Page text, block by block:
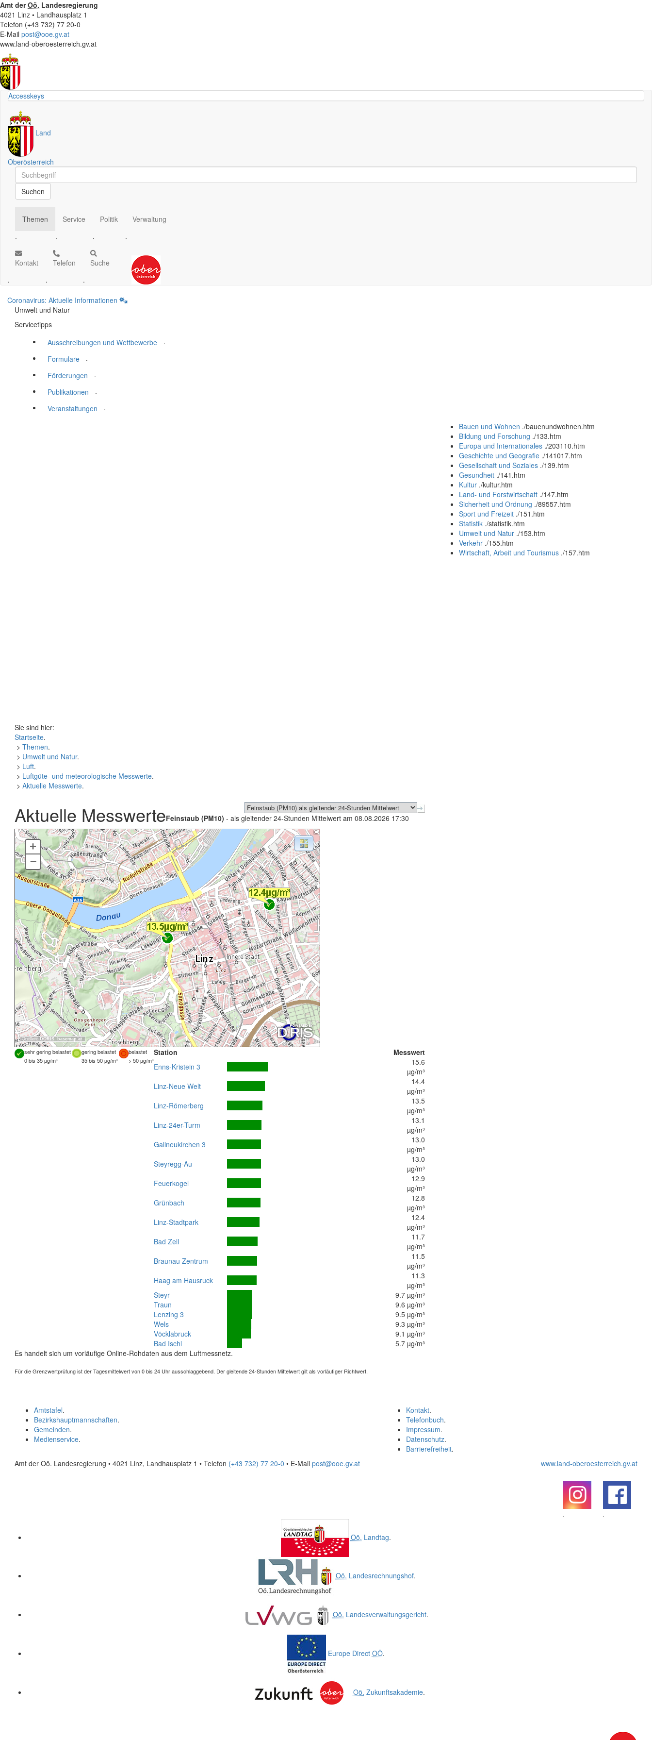
Amt derOö. Landesregierung
4021 Linz • Landhausplatz 1
Telefon (+43 732) 77 20-0
E-Mail post@ooe.gv.at
www.land-oberoesterreich.gv.at
Accesskeys
Land
Oberösterreich
Schnellsuche
Schnellsuche
Suchen
Themen
.
Service
.
Politik
.
Verwaltung
.
Kontakt
.
Telefon
.
Suche
.
Coronavirus: Aktuelle Informationen
Umwelt und Natur
Servicetipps
Ausschreibungen und Wettbewerbe
.
Formulare
.
Förderungen
.
Publikationen
.
Veranstaltungen
.
Bauen und Wohnen ./bauenundwohnen.htm
Bildung und Forschung ./133.htm
Europa und Internationales ./203110.htm
Geschichte und Geografie ./141017.htm
Gesellschaft und Soziales ./139.htm
Gesundheit ./141.htm
Kultur ./kultur.htm
Land- und Forstwirtschaft ./147.htm
Sicherheit und Ordnung ./89557.htm
Sport und Freizeit ./151.htm
Statistik ./statistik.htm
Umwelt und Natur ./153.htm
Verkehr ./155.htm
Wirtschaft, Arbeit und Tourismus ./157.htm
Sie sind hier:
Startseite.
> Themen.
> Umwelt und Natur.
> Luft.
> Luftgüte- und meteorologische Messwerte.
> Aktuelle Messwerte.
Aktuelle MesswerteFeinstaub (PM10) - als gleitender 24-Stunden Mittelwert am 08.08.2026 17:30
Quellen:DORIS, basemap.at
+
–
sehr gering belastet gering belastet
belastet
0 bis 35 µg/m³
35 bis 50 µg/m³ > 50 µg/m³
Station
Messwert
Enns-Kristein 3
15.6
µg/m³
Linz-Neue Welt
14.4
µg/m³
Linz-Römerberg
13.5
µg/m³
Linz-24er-Turm
13.1
µg/m³
Gallneukirchen 3
13.0
µg/m³
Steyregg-Au
13.0
µg/m³
Feuerkogel
12.9
µg/m³
Grünbach
12.8
µg/m³
Linz-Stadtpark
12.4
µg/m³
Bad Zell
11.7
µg/m³
Braunau Zentrum
11.5
µg/m³
Haag am Hausruck
11.3
µg/m³
Steyr
9.7 µg/m³
Traun
9.6 µg/m³
Lenzing 3
9.5 µg/m³
Wels
9.3 µg/m³
Vöcklabruck
9.1 µg/m³
Bad Ischl
5.7 µg/m³
Es handelt sich um vorläufige Online-Rohdaten aus dem Luftmessnetz.
Für die Grenzwertprüfung ist der Tagesmittelwert von 0 bis 24 Uhr ausschlaggebend. Der gleitende 24-Stunden Mittelwert gilt als vorläufiger Richtwert.
Kontakt.
Telefonbuch.
Impressum.
Datenschutz.
Barrierefreiheit.
Amtstafel.
Bezirkshauptmannschaften.
Gemeinden.
Medienservice.
Amt der Oö. Landesregierung • 4021 Linz, Landhausplatz 1 • Telefon (+43 732) 77 20-0 • E-Mail post@ooe.gv.at www.land-oberoesterreich.gv.at
.
.
Oö. Landtag.
Oö. Landesrechnungshof.
Oö. Landesverwaltungsgericht.
Europe Direct OÖ.
Oö. Zukunftsakademie.